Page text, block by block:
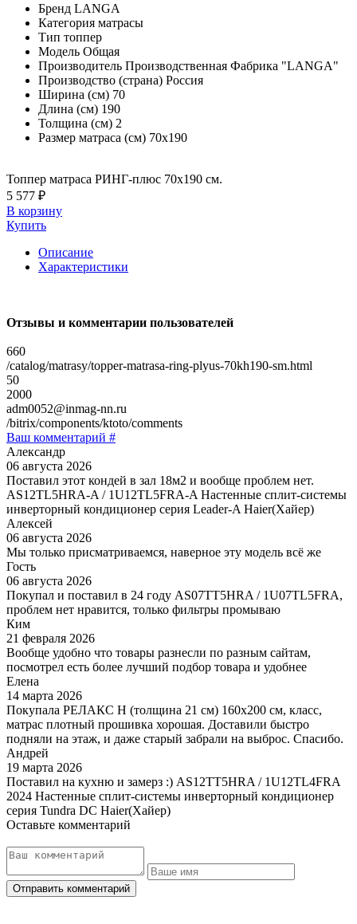
Бренд LANGA
Категория матрасы
Тип топпер
Модель Общая
Производитель Производственная Фабрика "LANGA"
Производство (страна) Россия
Ширина (см) 70
Длина (см) 190
Толщина (см) 2
Размер матраса (см) 70х190
Топпер матраса РИНГ-плюс 70х190 см.
5 577 ₽
В корзину
Купить
Описание
Характеристики
Отзывы и комментарии пользователей
660
/catalog/matrasy/topper-matrasa-ring-plyus-70kh190-sm.html
50
2000
adm0052@inmag-nn.ru
/bitrix/components/ktoto/comments
Ваш комментарий #
Александр
06 августа 2026
Поставил этот кондей в зал 18м2 и вообще проблем нет.
AS12TL5HRA-A / 1U12TL5FRA-A Настенные сплит-системы
инверторный кондиционер серия Leader-A Haier(Хайер)
Алексей
06 августа 2026
Мы только присматриваемся, наверное эту модель всё же
Гость
06 августа 2026
Покупал и поставил в 24 году AS07TT5HRA / 1U07TL5FRA,
проблем нет нравится, только фильтры промываю
Ким
21 февраля 2026
Вообще удобно что товары разнесли по разным сайтам,
посмотрел есть более лучший подбор товара и удобнее
Елена
14 марта 2026
Покупала РЕЛАКС Н (толщина 21 см) 160х200 см, класс,
матрас плотный прошивка хорошая. Доставили быстро
подняли на этаж, и даже старый забрали на выброс. Спасибо.
Андрей
19 марта 2026
Поставил на кухню и замерз :) AS12TT5HRA / 1U12TL4FRA
2024 Настенные сплит-системы инверторный кондиционер
серия Tundra DC Haier(Хайер)
Оставьте комментарий